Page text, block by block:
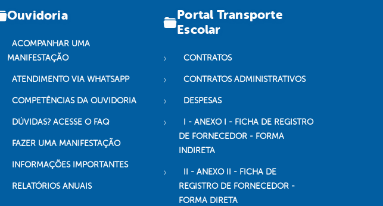
Ouvidoria
ACOMPANHAR UMA
MANIFESTAÇÃO
ATENDIMENTO VIA WHATSAPP
COMPETÊNCIAS DA OUVIDORIA
DÚVIDAS? ACESSE O FAQ
FAZER UMA MANIFESTAÇÃO
INFORMAÇÕES IMPORTANTES
RELATÓRIOS ANUAIS
Portal Transporte
Escolar
CONTRATOS
CONTRATOS ADMINISTRATIVOS
DESPESAS
I - ANEXO I - FICHA DE REGISTRO
DE FORNECEDOR - FORMA
INDIRETA
II - ANEXO II - FICHA DE
REGISTRO DE FORNECEDOR -
FORMA DIRETA